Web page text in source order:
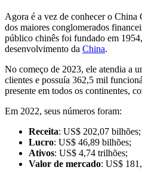
Agora é a vez de conhecer o
dos maiores conglomerados
público chinês foi fundado em
desenvolvimento da China.
No começo de 2023, ele atendia a
clientes e possuía 362,5 mil
presente em todos os continentes,
Em 2022, seus números foram:
Receita: US$ 202,07 bilhões;
Lucro: US$ 46,89 bilhões;
Ativos: US$ 4,74 trilhões;
Valor de mercado: US$